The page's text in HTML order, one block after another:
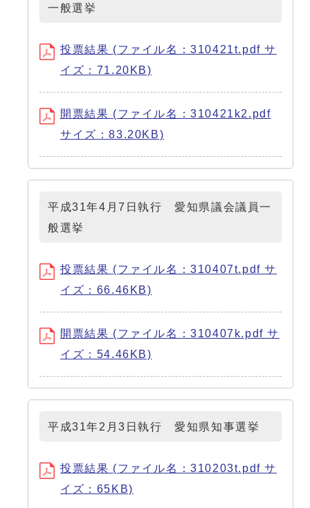
一般選挙
投票結果 (ファイル名：310421t.pdf サ
イズ：71.20KB)
開票結果 (ファイル名：310421k2.pdf
サイズ：83.20KB)
平成31年4月7日執行 愛知県議会議員一
般選挙
投票結果 (ファイル名：310407t.pdf サ
イズ：66.46KB)
開票結果 (ファイル名：310407k.pdf サ
イズ：54.46KB)
平成31年2月3日執行 愛知県知事選挙
投票結果 (ファイル名：310203t.pdf サ
イズ：65KB)